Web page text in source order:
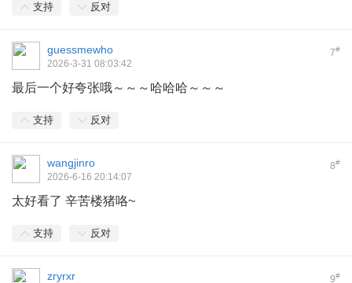
支持 反对
7#
guessmewho
2026-3-31 08:03:42
最后一个好夸张哦～～～哈哈哈～～～
支持 反对
8#
wangjinro
2026-6-16 20:14:07
太好看了 辛苦楼猪咯~
支持 反对
9#
zryrxr